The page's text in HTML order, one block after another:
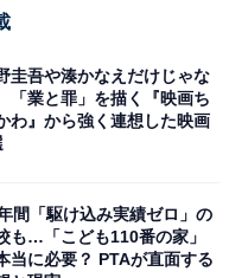
圭吾や湊かなえだけじゃな
「業と罪」を描く『映画ち
わ』から強く連想した映画
間「駆け込み実績ゼロ」の
も…「こども110番の家」
当に必要？ PTAが直面する